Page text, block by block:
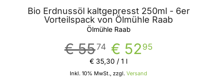
Bio Erdnussöl kaltgepresst 250ml - 6er
Vorteilspack von Ölmühle Raab
Ölmühle Raab
€ 5295
€ 5574
Inkl. 10% MwSt., zzgl. Versand
€ 35,30 / 1 l